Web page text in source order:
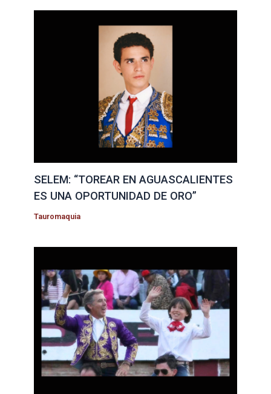
SELEM: “TOREAR EN AGUASCALIENTES
ES UNA OPORTUNIDAD DE ORO”
Tauromaquia